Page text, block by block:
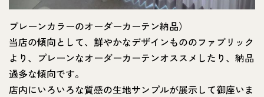
プレーンカラーのオーダーカーテン納品）
当店の傾向として、鮮やかなデザインもののファブリック
より、プレーンなオーダーカーテンオススメしたり、納品
過多な傾向です。
店内にいろいろな質感の生地サンプルが展示して御座いま